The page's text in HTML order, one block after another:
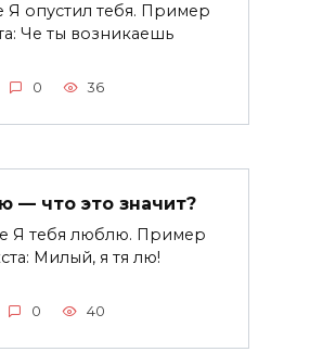
Я опустил тебя. Пример
Че ты возникаешь
0 36
— что это значит?
Я тебя люблю. Пример
Милый, я тя лю!
0 40